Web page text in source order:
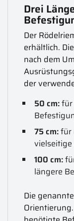
Drei
Der
erhältlich.
nach dem
der
50 cm:für
75 cm:für
100 cm:
längere
Die